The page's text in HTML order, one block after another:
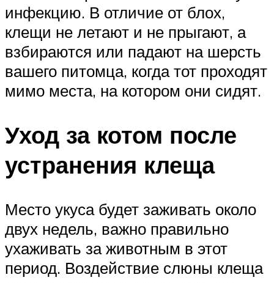
инфекцию. В отличие от блох,
клещи не летают и не прыгают, а
взбираются или падают на шерсть
вашего питомца, когда тот проходят
мимо места, на котором они сидят.
Уход за котом после
устранения клеща
Место укуса будет заживать около
двух недель, важно правильно
ухаживать за животным в этот
период. Воздействие слюны клеща